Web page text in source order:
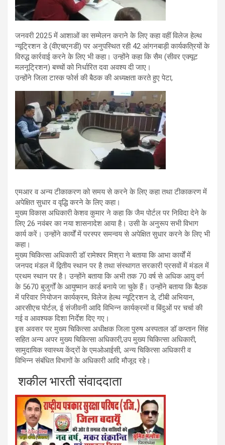
जनवरी 2025 में आशाओं का सम्मेलन कराने के लिए कहा वहीं विलेज हेल्थ
न्यूट्रिशन डे (वीएचएनडी) पर अनुपस्थित रही 42 आंगनबाड़ी कार्यकत्रियों के
विरुद्ध कार्रवाई करने के लिए भी कहा। उन्होंने कहा कि सैम (सीवर एक्यूट
मलनूट्रिशन) बच्चों को निर्धारित दवा अवश्य दी जाए।
उन्होंने जिला टास्क फोर्स की बैठक की अध्यक्षता करते हुए पेटा,
एमआर व अन्य टीकाकरण को समय से करने के लिए कहा तथा टीकाकरण में
अपेक्षित सुधार व वृद्धि करने के लिए कहा।
मुख्य विकास अधिकारी केशव कुमार ने कहा कि जैम पोर्टल पर निविदा देने के
लिए 26 नवंबर का नया शासनादेश आया है। उसी के अनुरूप सभी विभाग
कार्य करें। उन्होंने कार्यों में परस्पर समन्वय से अपेक्षित सुधार करने के लिए भी
कहा।
मुख्य चिकित्सा अधिकारी डॉ रामेश्वर मिश्रा ने बताया कि आभा कार्यों में
जनपद मंडल में द्वितीय स्थान पर है तथा संस्थागत सरकारी प्रसवों में मंडल में
प्रथम स्थान पर है। उन्होंने बताया कि अभी तक 70 वर्ष से अधिक आयु वर्ग
के 5670 बुजुर्गों के आयुष्मान कार्ड बनाये जा चुके हैं। उन्होंने बताया कि बैठक
में परिवार नियोजन कार्यक्रम, विलेज हेल्थ न्यूट्रिशन डे, टीबी अभियान,
आरसीएच पोर्टल, ई संजीवनी आदि विभिन्न कार्यक्रमों व बिंदुओं पर चर्चा की
गई व आवश्यक दिशा निर्देश दिए गए।
इस अवसर पर मुख्य चिकित्सा अधीक्षक जिला पुरुष अस्पताल डॉ कप्तान सिंह
सहित अन्य अपर मुख्य चिकित्सा अधिकारी,उप मुख्य चिकित्सा अधिकारी,
सामुदायिक स्वास्थ्य केंद्रों के एमओआईसी, अन्य चिकित्सा अधिकारी व
विभिन्न संबंधित विभागों के अधिकारी आदि मौजूद रहे।
शकील भारती संवाददाता